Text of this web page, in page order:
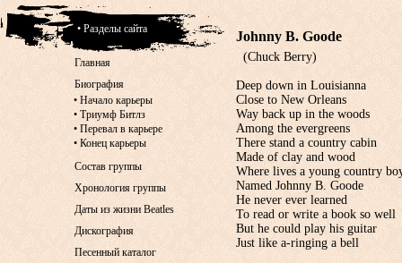
Johnny B. Goode
(Chuck Berry)
Deep down in Louisianna
Close to New Orleans
Way back up in the woods
Among the evergreens
There stand a country cabin
Made of clay and wood
Where lives a young country
Named Johnny B. Goode
He never ever learned
To read or write a book so well
But he could play his guitar
Just like a-ringing a bell
• Разделы сайта
Главная
Биография
• Начало карьеры
• Триумф Битлз
• Перевал в карьере
• Конец карьеры
Состав группы
Хронология группы
Даты из жизни Beatles
Дискография
Песенный каталог